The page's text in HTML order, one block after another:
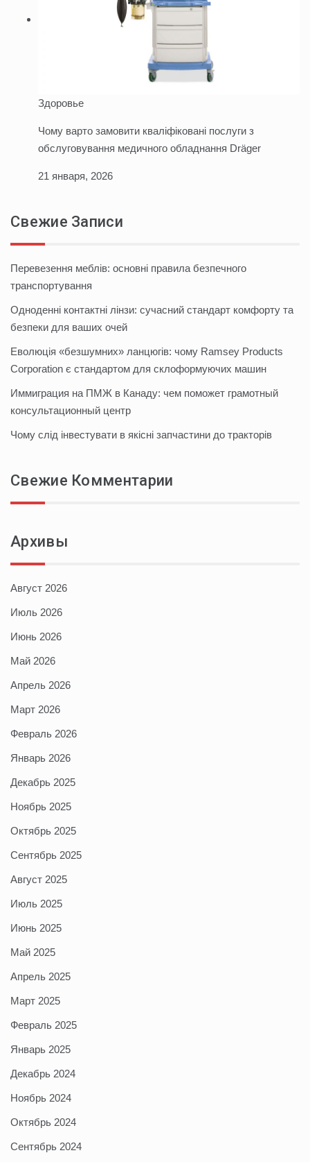
Здоровье
Чому варто замовити кваліфіковані послуги з
обслуговування медичного обладнання Dräger
21 января, 2026
Свежие Записи
Перевезення меблів: основні правила безпечного
транспортування
Одноденні контактні лінзи: сучасний стандарт комфорту та
безпеки для ваших очей
Еволюція «безшумних» ланцюгів: чому Ramsey Products
Corporation є стандартом для склоформуючих машин
Иммиграция на ПМЖ в Канаду: чем поможет грамотный
консультационный центр
Чому слід інвестувати в якісні запчастини до тракторів
Свежие Комментарии
Архивы
Август 2026
Июль 2026
Июнь 2026
Май 2026
Апрель 2026
Март 2026
Февраль 2026
Январь 2026
Декабрь 2025
Ноябрь 2025
Октябрь 2025
Сентябрь 2025
Август 2025
Июль 2025
Июнь 2025
Май 2025
Апрель 2025
Март 2025
Февраль 2025
Январь 2025
Декабрь 2024
Ноябрь 2024
Октябрь 2024
Сентябрь 2024